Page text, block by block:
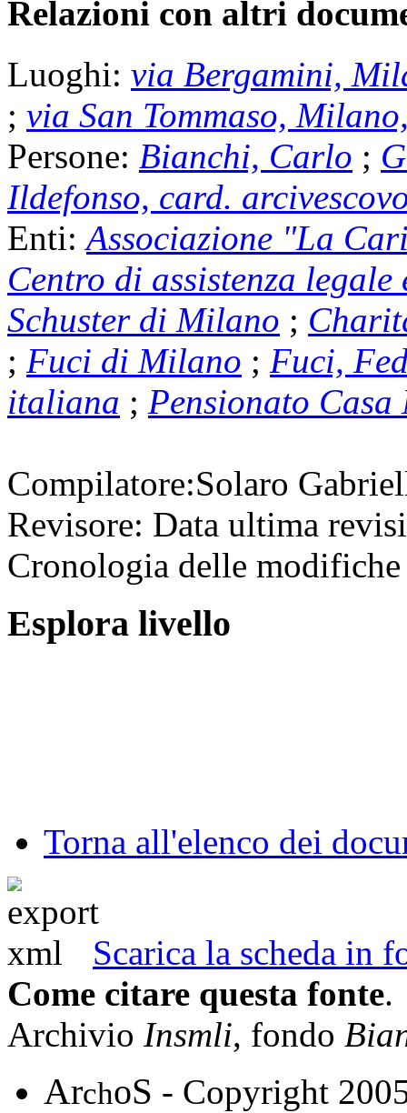
Relazioni con altri
Luoghi: via Bergamini,
; via San Tommaso,
Persone: Bianchi, Carlo ;
Ildefonso, card.
Enti: Associazione "La
Centro di assistenza
Schuster di Milano ;
; Fuci di Milano ; Fuci,
italiana ; Pensionato
Compilatore:Solaro
Revisore: Data ultima
Cronologia delle
Esplora livello
Torna all'elenco dei
Scarica la scheda in
Come citare questa fonte.
Archivio Insmli, fondo
ArchoS - Copyright